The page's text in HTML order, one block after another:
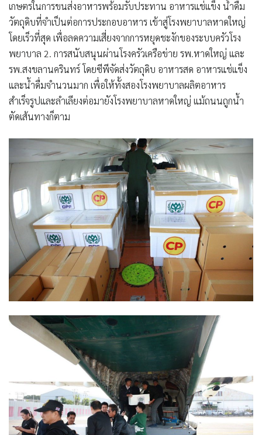
เกษตรในการขนส่งอาหารพร้อมรับประทาน อาหารแช่แข็ง น้ำดื่ม
วัตถุดิบที่จำเป็นต่อการประกอบอาหาร เข้าสู่โรงพยาบาลหาดใหญ่
โดยเร็วที่สุด เพื่อลดความเสี่ยงจากการหยุดชะงักของระบบครัวโรง
พยาบาล 2. การสนับสนุนผ่านโรงครัวเครือข่าย รพ.หาดใหญ่ และ
รพ.สงขลานครินทร์ โดยซีพีจัดส่งวัตถุดิบ อาหารสด อาหารแช่แข็ง
และน้ำดื่มจำนวนมาก เพื่อให้ทั้งสองโรงพยาบาลผลิตอาหาร
สำเร็จรูปและลำเลียงต่อมายังโรงพยาบาลหาดใหญ่ แม้ถนนถูกน้ำ
ตัดเส้นทางก็ตาม